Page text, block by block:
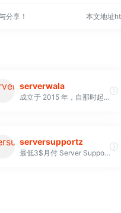
分享！ 本文地址
serverwala
成立于 2015 年，自那时起，它就帮助企业成功地在网上树立了自己的形象
serversupportz
最低3$月付 Server Supportz 是一家位于美国德克萨斯州的网络托管公司，在美国提供可靠的托管和服务器支持服务。